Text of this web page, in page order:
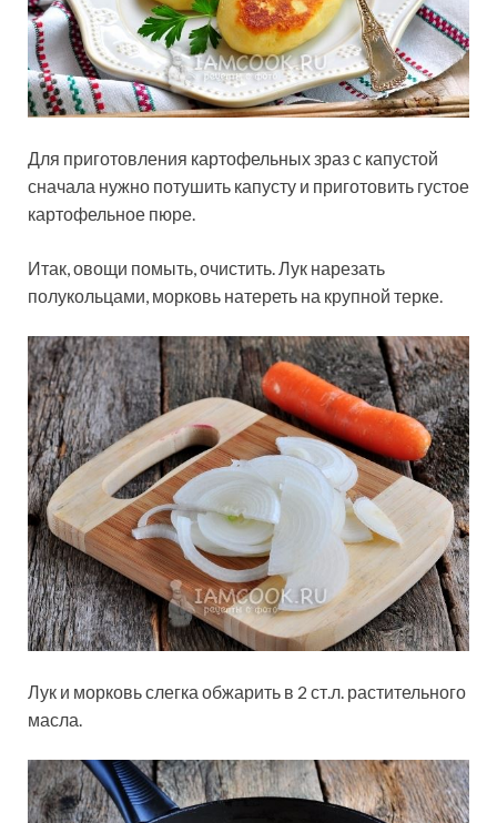
Для приготовления картофельных зраз с капустой
сначала нужно потушить капусту и приготовить густое
картофельное пюре.
Итак, овощи помыть, очистить. Лук нарезать
полукольцами, морковь натереть на крупной терке.
Лук и морковь слегка обжарить в 2 ст.л. растительного
масла.